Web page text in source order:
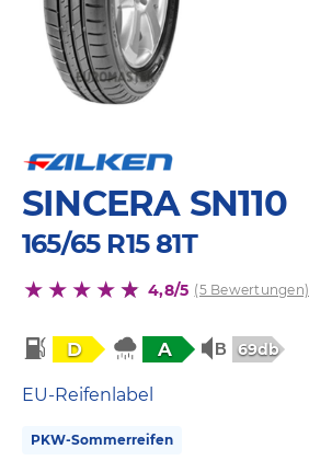
SINCERA SN110
165/65 R15 81T
4,8/5 (5 Bewertungen)
D A 69db
EU-Reifenlabel
PKW-Sommerreifen